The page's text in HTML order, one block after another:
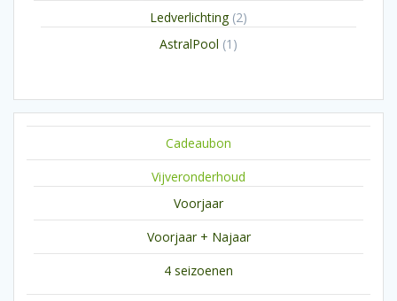
Ledverlichting 22
AstralPool 1 1
Cadeaubon
Vijveronderhoud
Voorjaar
Voorjaar + Najaar
4 seizoenen